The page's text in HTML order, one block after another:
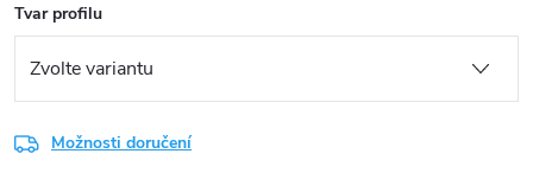
Tvar profilu
Možnosti doručení